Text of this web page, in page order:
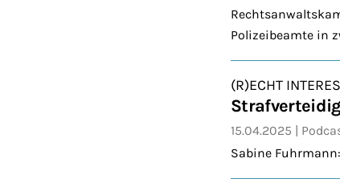
Polizeibeamte in
(R)ECHT
15.04.2025
Sabine